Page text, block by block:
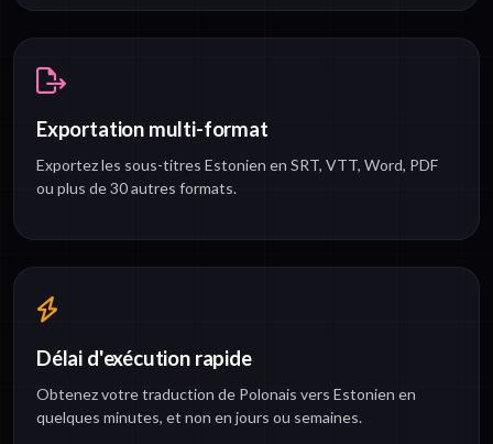
Exportation multi-format
Exportez les sous-titres Estonien en SRT, VTT, Word, PDF
ou plus de 30 autres formats.
Délai d'exécution rapide
Obtenez votre traduction de Polonais vers Estonien en
quelques minutes, et non en jours ou semaines.